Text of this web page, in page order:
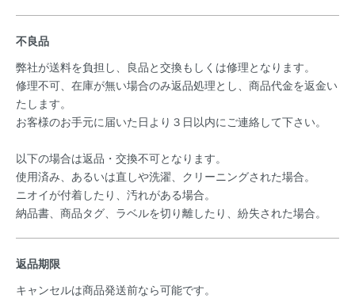
不良品
弊社が送料を負担し、良品と交換もしくは修理となります。
修理不可、在庫が無い場合のみ返品処理とし、商品代金を返金い
たします。
お客様のお手元に届いた日より３日以内にご連絡して下さい。
以下の場合は返品・交換不可となります。
使用済み、あるいは直しや洗濯、クリーニングされた場合。
ニオイが付着したり、汚れがある場合。
納品書、商品タグ、ラベルを切り離したり、紛失された場合。
返品期限
キャンセルは商品発送前なら可能です。